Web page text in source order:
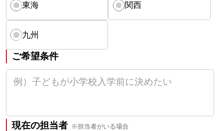
東海 関西
九州
ご希望条件
現在の担当者 ※担当者がいる場合